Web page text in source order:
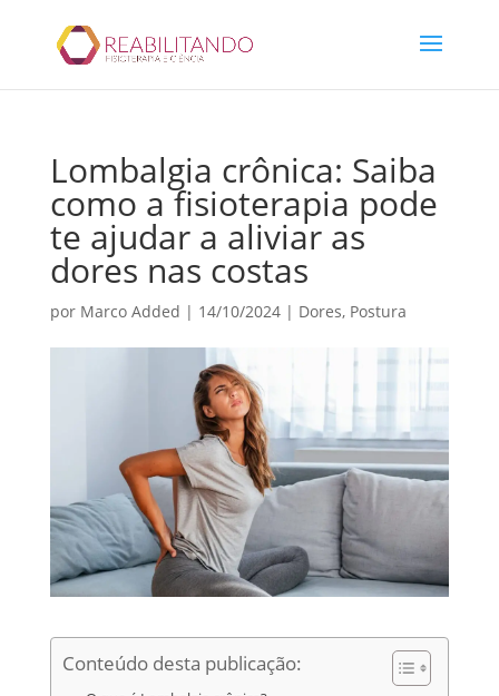
Lombalgia crônica: Saiba
como a fisioterapia pode
te ajudar a aliviar as
dores nas costas
por Marco Added | 14/10/2024| Dores, Postura
Conteúdo desta publicação: